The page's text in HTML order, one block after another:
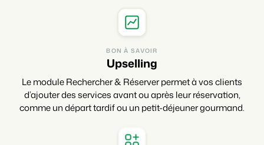
BON À SAVOIR
Upselling
Le module Rechercher & Réserver permet à vos clients
d’ajouter des services avant ou après leur réservation,
comme un départ tardif ou un petit-déjeuner gourmand.